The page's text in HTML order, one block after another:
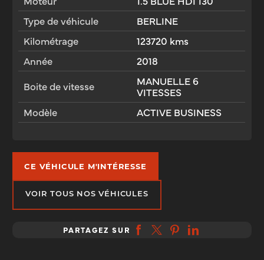
Type de véhicule
BERLINE
Kilométrage
123720 kms
Année
2018
Boite de vitesse
MANUELLE 6
VITESSES
Modèle
ACTIVE BUSINESS
CE VÉHICULE M'INTÉRESSE
VOIR TOUS NOS VÉHICULES
PARTAGEZ SUR